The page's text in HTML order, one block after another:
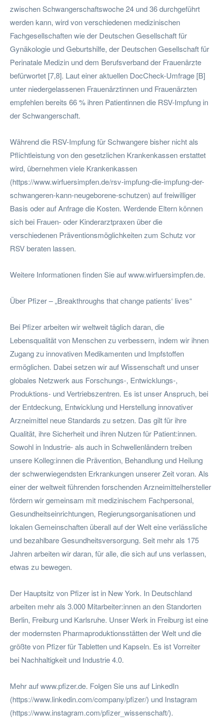
zwischen Schwangerschaftswoche 24 und 36 durchgeführt
werden kann, wird von verschiedenen medizinischen
Fachgesellschaften wie der Deutschen Gesellschaft für
Gynäkologie und Geburtshilfe, der Deutschen Gesellschaft für
Perinatale Medizin und dem Berufsverband der Frauenärzte
befürwortet [7,8]. Laut einer aktuellen DocCheck-Umfrage [B]
unter niedergelassenen Frauenärztinnen und Frauenärzten
empfehlen bereits 66 % ihren Patientinnen die RSV-Impfung in
der Schwangerschaft.
Während die RSV-Impfung für Schwangere bisher nicht als
Pflichtleistung von den gesetzlichen Krankenkassen erstattet
wird, übernehmen viele Krankenkassen
(https://www.wirfuersimpfen.de/rsv-impfung-die-impfung-der-
schwangeren-kann-neugeborene-schutzen) auf freiwilliger
Basis oder auf Anfrage die Kosten. Werdende Eltern können
sich bei Frauen- oder Kinderarztpraxen über die
verschiedenen Präventionsmöglichkeiten zum Schutz vor
RSV beraten lassen.
Weitere Informationen finden Sie auf www.wirfuersimpfen.de.
Über Pfizer – „Breakthroughs that change patients‘ lives“
Bei Pfizer arbeiten wir weltweit täglich daran, die
Lebensqualität von Menschen zu verbessern, indem wir ihnen
Zugang zu innovativen Medikamenten und Impfstoffen
ermöglichen. Dabei setzen wir auf Wissenschaft und unser
globales Netzwerk aus Forschungs-, Entwicklungs-,
Produktions- und Vertriebszentren. Es ist unser Anspruch, bei
der Entdeckung, Entwicklung und Herstellung innovativer
Arzneimittel neue Standards zu setzen. Das gilt für ihre
Qualität, ihre Sicherheit und ihren Nutzen für Patient:innen.
Sowohl in Industrie- als auch in Schwellenländern treiben
unsere Kolleg:innen die Prävention, Behandlung und Heilung
der schwerwiegendsten Erkrankungen unserer Zeit voran. Als
einer der weltweit führenden forschenden Arzneimittelhersteller
fördern wir gemeinsam mit medizinischem Fachpersonal,
Gesundheitseinrichtungen, Regierungsorganisationen und
lokalen Gemeinschaften überall auf der Welt eine verlässliche
und bezahlbare Gesundheitsversorgung. Seit mehr als 175
Jahren arbeiten wir daran, für alle, die sich auf uns verlassen,
etwas zu bewegen.
Der Hauptsitz von Pfizer ist in New York. In Deutschland
arbeiten mehr als 3.000 Mitarbeiter:innen an den Standorten
Berlin, Freiburg und Karlsruhe. Unser Werk in Freiburg ist eine
der modernsten Pharmaproduktionsstätten der Welt und die
größte von Pfizer für Tabletten und Kapseln. Es ist Vorreiter
bei Nachhaltigkeit und Industrie 4.0.
Mehr auf www.pfizer.de. Folgen Sie uns auf LinkedIn
(https://www.linkedin.com/company/pfizer/) und Instagram
(https://www.instagram.com/pfizer_wissenschaft/).